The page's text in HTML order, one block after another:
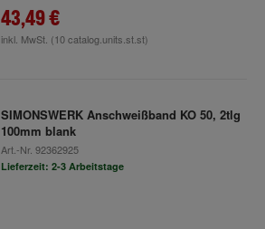
43,49 €
inkl. MwSt. (10 catalog.units.st.st)
SIMONSWERK Anschweißband KO 50, 2tlg
100mm blank
Art.-Nr. 92362925
Lieferzeit: 2-3 Arbeitstage